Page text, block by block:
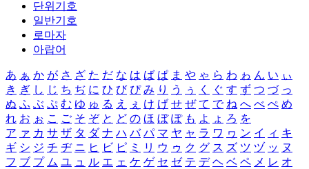
단위기호
일반기호
로마자
아랍어
あ ぁ か が さ ざ た だ な は ば ぱ ま や ゃ ら わ ゎ ん い ぃ
き ぎ し じ ち ぢ に ひ び ぴ み り う ぅ く ぐ す ず つ づ っ
ぬ ふ ぶ ぷ む ゆ ゅ る え ぇ け げ せ ぜ て で ね へ べ ぺ め
れ お ぉ こ ご そ ぞ と ど の ほ ぼ ぽ も よ ょ ろ を
ア ァ カ サ ザ タ ダ ナ ハ バ パ マ ヤ ャ ラ ワ ヮ ン イ ィ キ
ギ シ ジ チ ヂ ニ ヒ ビ ピ ミ リ ウ ゥ ク グ ス ズ ツ ヅ ッ ヌ
フ ブ プ ム ユ ュ ル エ ェ ケ ゲ セ ゼ テ デ ヘ ベ ペ メ レ オ